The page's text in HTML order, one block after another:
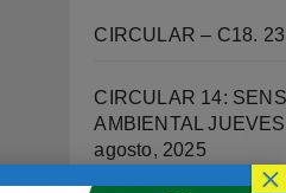
CIRCULAR – C18.
CIRCULAR 14:
AMBIENTAL
agosto, 2025
×